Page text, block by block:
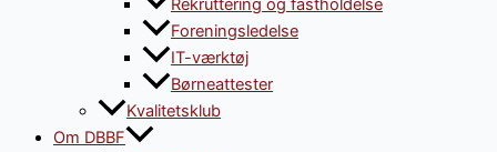
Rekruttering og fastholdelse
Foreningsledelse
IT-værktøj
Børneattester
Kvalitetsklub
Om DBBF